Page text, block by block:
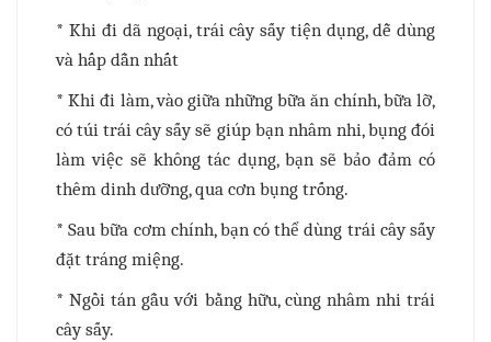
* Khi đi dã ngoại, trái cây sấy tiện dụng, dễ dùng
và hấp dẫn nhất
* Khi đi làm, vào giữa những bữa ăn chính, bữa lỡ,
có túi trái cây sấy sẽ giúp bạn nhâm nhi, bụng đói
làm việc sẽ không tác dụng, bạn sẽ bảo đảm có
thêm dinh dưỡng, qua cơn bụng trống.
* Sau bữa cơm chính, bạn có thể dùng trái cây sấy
đặt tráng miệng.
* Ngồi tán gẫu với bằng hữu, cùng nhâm nhi trái
cây sấy.